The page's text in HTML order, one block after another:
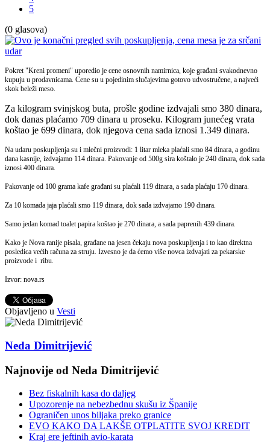
5
(0 glasova)
Pokret "Kreni promeni" uporedio je cene osnovnih namirnica, koje građani svakodnevno
kupuju u prodavnicama. Cene su u pojedinim slučajevima gotovo udvostručene, a najveći
skok beleži meso.
Za kilogram svinjskog buta, prošle godine izdvajali smo 380 dinara,
dok danas plaćamo 709 dinara u proseku. Kilogram junećeg vrata
koštao je 699 dinara, dok njegova cena sada iznosi 1.349 dinara.
Na udaru poskupljenja su i mlečni proizvodi: 1 litar mleka plaćali smo 84 dinara, a godinu
dana kasnije, izdvajamo 114 dinara. Pakovanje od 500g sira koštalo je 240 dinara, dok sada
iznosi 400 dinara.
Pakovanje od 100 grama kafe građani su plaćali 119 dinara, a sada plaćaju 170 dinara.
Za 10 komada jaja plaćali smo 119 dinara, dok sada izdvajamo 190 dinara.
Samo jedan komad toalet papira koštao je 270 dinara, a sada paprenih 439 dinara.
Kako je Nova ranije pisala, građane na jesen čekaju nova poskupljenja i to kao direktna
posledica većih računa za struju. Izvesno je da ćemo više novca izdvajati za pekarske
proizvode i ribu.
Izvor: nova.rs
Objavljeno u Vesti
Neda Dimitrijević
Najnovije od Neda Dimitrijević
Bez fiskalnih kasa do daljeg
Upozorenje na nebezbednu skušu iz Španije
Ograničen unos biljaka preko granice
EVO KAKO DA LAKŠE OTPLATITE SVOJ KREDIT
Kraj ere jeftinih avio-karata